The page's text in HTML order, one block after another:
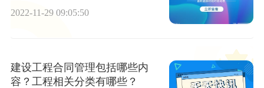
是怎样的？
2022-11-29 09:05:50
建设工程合同管理包括哪些内
容？工程相关分类有哪些？